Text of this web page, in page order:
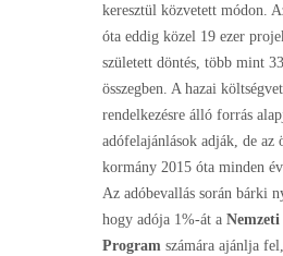
keresztül közvetett módon.
óta eddig közel 19 ezer
született döntés, több mint
összegben. A hazai
rendelkezésre álló forrás
adófelajánlások adják, de az
kormány 2015 óta minden
Az adóbevallás során bárki
hogy adója 1%-át a Nemzeti
Program számára ajánlja